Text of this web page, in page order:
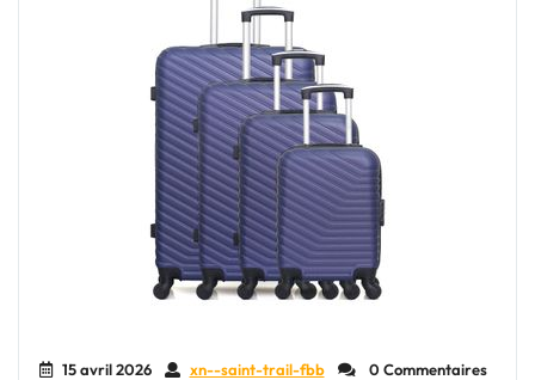
15 avril 2026 xn--saint-trail-fbb
0 Commentaires